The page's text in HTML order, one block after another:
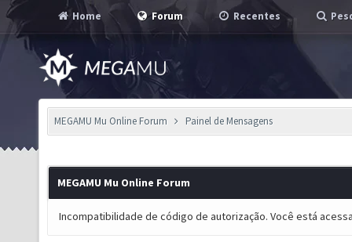
Home Forum Recentes
MEGAMU Mu Online Forum Painel de Mensagens
MEGAMU Mu Online Forum
Incompatibilidade de código de autorização. Você está